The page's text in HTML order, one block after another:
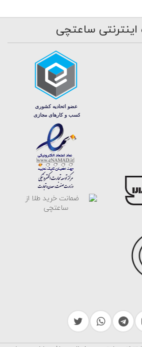
اینترنتی ساعتچی